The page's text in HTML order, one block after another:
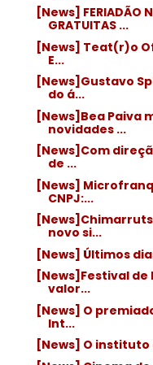
[News] FERIADÃO
GRATUITAS ...
[News] Teat(r)o
E...
[News]Gustavo
do á...
[News]Bea Paiva
novidades ...
[News]Com
de ...
[News]
CNPJ:...
novo si...
[News] Últimos
[News]Festival de
valor...
[News] O
Int...
[News] O instituto